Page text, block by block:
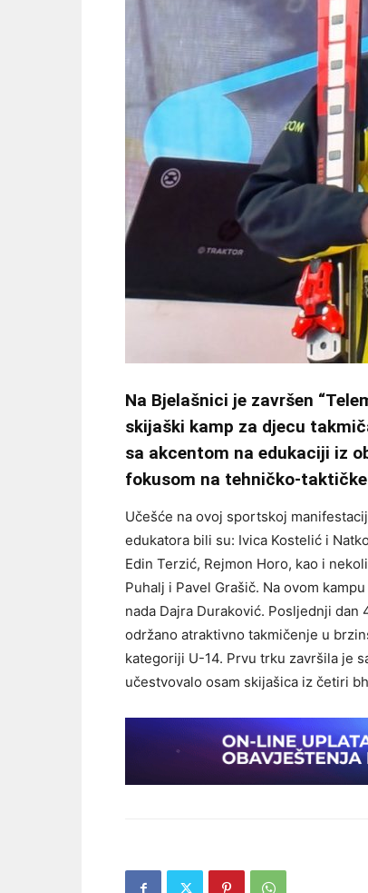
Na Bjelašnici je završen
skijaški kamp za djecu
sa akcentom na edukaciji iz
fokusom na tehničko-
Učešće na ovoj sportskoj
edukatora bili su: Ivica Kostelić i
Edin Terzić, Rejmon Horo, kao i
Puhalj i Pavel Grašič. Na ovom
nada Dajra Duraković. Posljednji
održano atraktivno takmičenje u
kategoriji U-14. Prvu trku završila je
učestvovalo osam skijašica iz četiri